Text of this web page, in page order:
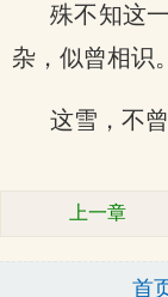
殊不知这
杂，似曾相识。
这雪，不曾
上一章
首